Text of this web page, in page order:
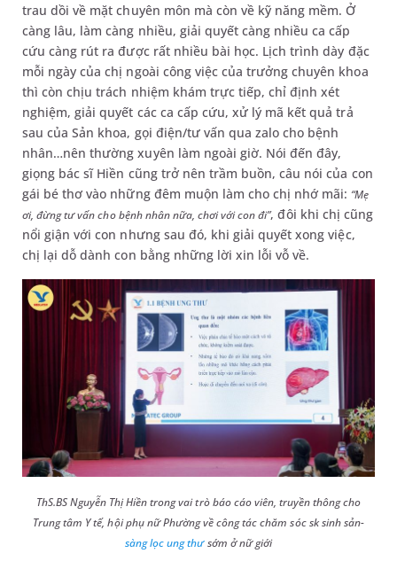
trau dồi về mặt chuyên môn mà còn về kỹ năng mềm. Ở
càng lâu, làm càng nhiều, giải quyết càng nhiều ca cấp
cứu càng rút ra được rất nhiều bài học. Lịch trình dày đặc
mỗi ngày của chị ngoài công việc của trưởng chuyên khoa
thì còn chịu trách nhiệm khám trực tiếp, chỉ định xét
nghiệm, giải quyết các ca cấp cứu, xử lý mã kết quả trả
sau của Sản khoa, gọi điện/tư vấn qua zalo cho bệnh
nhân…nên thường xuyên làm ngoài giờ. Nói đến đây,
giọng bác sĩ Hiền cũng trở nên trầm buồn, câu nói của con
gái bé thơ vào những đêm muộn làm cho chị nhớ mãi: “Mẹ
ơi, đừng tư vấn cho bệnh nhân nữa, chơi với con đi”, đôi khi chị cũng
nổi giận với con nhưng sau đó, khi giải quyết xong việc,
chị lại dỗ dành con bằng những lời xin lỗi vỗ về.
ThS.BSNguyễn Thị Hiền trong vai trò báo cáo viên, truyền thông cho
Trung tâm Y tế, hội phụ nữ Phường về công tác chăm sóc sk sinh sản-
sàng lọc ung thưsớm ở nữ giới